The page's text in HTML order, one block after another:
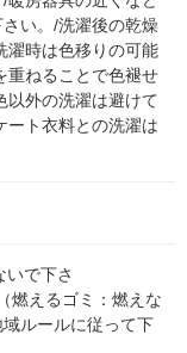
い。/洗濯後の乾燥
濯時は色移りの可能
重ねることで色褪せ
以外の洗濯は避けて
ート衣料との洗濯は
いで下さ
燃えるゴミ：燃えな
ルールに従って下